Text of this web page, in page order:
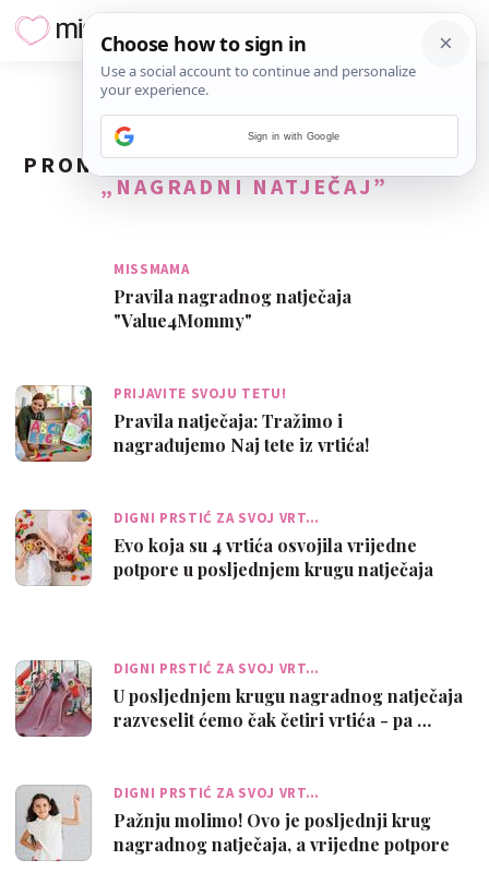
PRONAĐENO173REZULTATA ZA TAG
„NAGRADNI NATJEČAJ”
MISSMAMA
Pravila nagradnog natječaja
"Value4Mommy"
PRIJAVITE SVOJU TETU!
Pravila natječaja: Tražimo i
nagrađujemo Naj tete iz vrtića!
DIGNI PRSTIĆ ZA SVOJ VRT…
Evo koja su 4 vrtića osvojila vrijedne
potpore u posljednjem krugu natječaja
DIGNI PRSTIĆ ZA SVOJ VRT…
U posljednjem krugu nagradnog natječaja
razveselit ćemo čak četiri vrtića - pa …
DIGNI PRSTIĆ ZA SVOJ VRT…
Pažnju molimo! Ovo je posljednji krug
nagradnog natječaja, a vrijedne potpore
Sign in with Google